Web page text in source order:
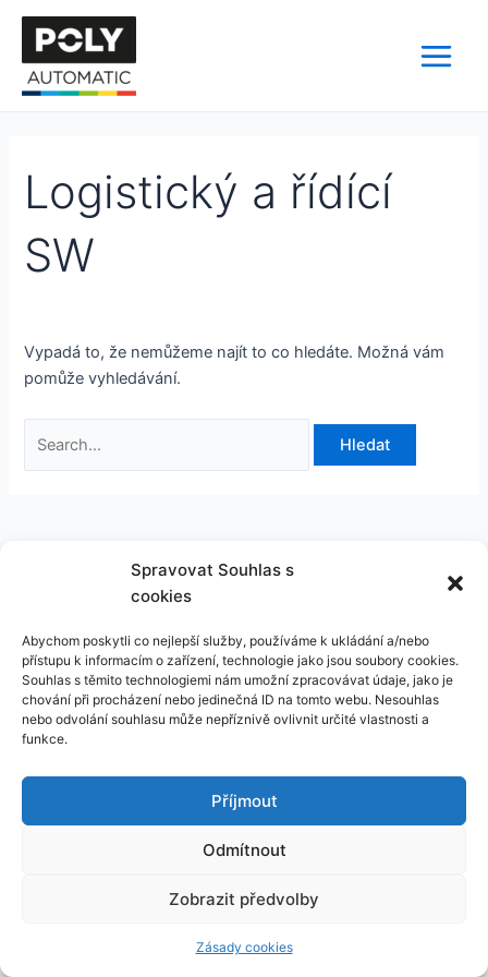
Spravovat Souhlas s
cookies
Abychom poskytli co nejlepší služby, používáme k ukládání a/nebo
přístupu k informacím o zařízení, technologie jako jsou soubory cookies.
Souhlas s těmito technologiemi nám umožní zpracovávat údaje, jako je
chování při procházení nebo jedinečná ID na tomto webu. Nesouhlas
nebo odvolání souhlasu může nepříznivě ovlivnit určité vlastnosti a
funkce.
Příjmout
Odmítnout
Zobrazit předvolby
Zásady cookies
Přeskočit
obsah
Menu
Logistický a řídící
SW
Vypadá to, že nemůžeme najít to co hledáte. Možná vám
pomůže vyhledávání.
Vyhledat
pro:
Copyright © 2026 PolyAutomatic s.r.o.
Zpracování osobních údajů
Všeobecné obchodní a dodací podmínky pro prodej
Všeobecné montážní podmínky společnosti PolyAutomatic
s.r.o.
Všeobecné obchodní podmínky pro dodávky softwarových